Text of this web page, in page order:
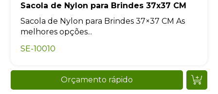
Sacola de Nylon para Brindes 37x37 CM
Sacola de Nylon para Brindes 37×37 CM As
melhores opções...
SE-10010
Orçamento rápido